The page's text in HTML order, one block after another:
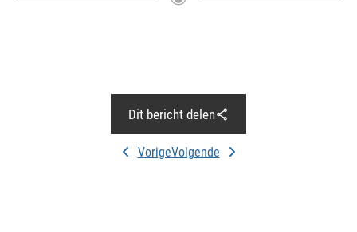
Dit bericht delen
VorigeVolgende